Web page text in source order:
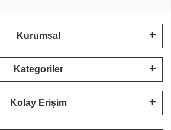
Kurumsal
Kategoriler
Kolay Erişim